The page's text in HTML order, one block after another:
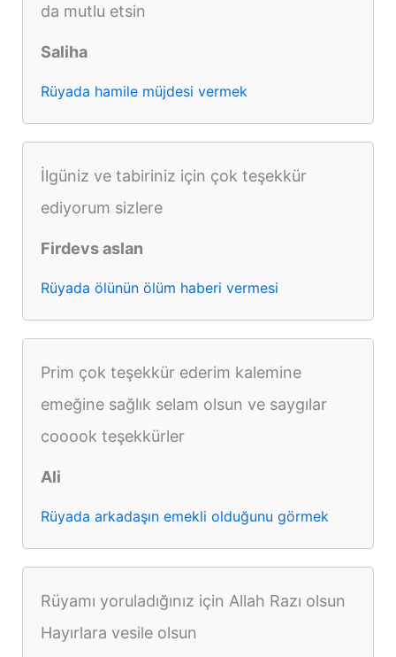
da mutlu etsin
Saliha
Rüyada hamile müjdesi vermek
İlgüniz ve tabiriniz için çok teşekkür
ediyorum sizlere
Firdevs aslan
Rüyada ölünün ölüm haberi vermesi
Prim çok teşekkür ederim kalemine
emeğine sağlık selam olsun ve saygılar
cooook teşekkürler
Ali
Rüyada arkadaşın emekli olduğunu görmek
Rüyamı yoruladığınız için Allah Razı olsun
Hayırlara vesile olsun